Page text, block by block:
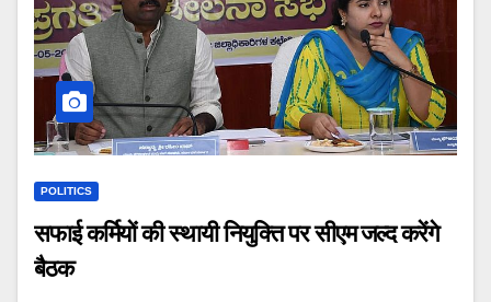
POLITICS
सफाई कर्मियों की स्थायी नियुक्ति पर सीएम जल्द करेंगे
बैठक